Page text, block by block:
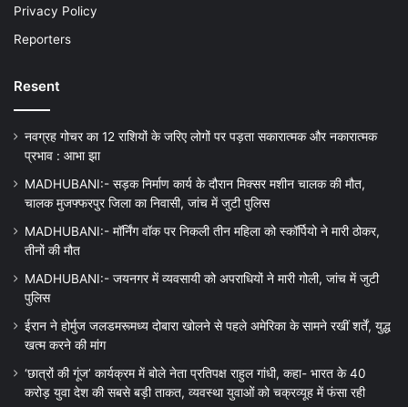
Privacy Policy
Reporters
Resent
नवग्रह गोचर का 12 राशियों के जरिए लोगों पर पड़ता सकारात्मक और नकारात्मक
प्रभाव : आभा झा
MADHUBANI:- सड़क निर्माण कार्य के दौरान मिक्सर मशीन चालक की मौत,
चालक मुजफ्फरपुर जिला का निवासी, जांच में जुटी पुलिस
MADHUBANI:- मॉर्निंग वॉक पर निकली तीन महिला को स्कॉर्पियो ने मारी ठोकर,
तीनों की मौत
MADHUBANI:- जयनगर में व्यवसायी को अपराधियों ने मारी गोली, जांच में जुटी
पुलिस
ईरान ने होर्मुज जलडमरूमध्य दोबारा खोलने से पहले अमेरिका के सामने रखीं शर्तें, युद्ध
खत्म करने की मांग
‘छात्रों की गूंज’ कार्यक्रम में बोले नेता प्रतिपक्ष राहुल गांधी, कहा- भारत के 40
करोड़ युवा देश की सबसे बड़ी ताकत, व्यवस्था युवाओं को चक्रव्यूह में फंसा रही